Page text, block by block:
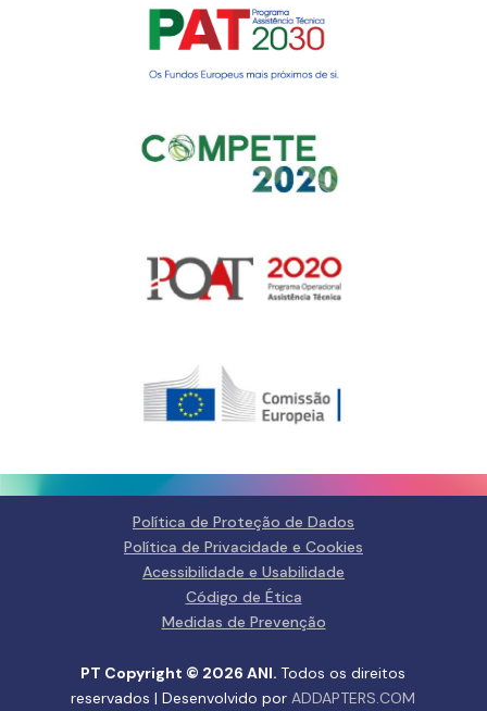
Gerir o Consentimento de
Para fornecer as melhores experiências, usamos tecnologias como
cookies para armazenar e/ou aceder a informações do dispositivo.
Consentir com essas tecnologias nos permitirá processar dados, como
comportamento de navegação ou IDs exclusivos neste site. Não consentir
Aceitar
Negar
Política de Proteção de Dados
Política de Privacidade e Cookies
Acessibilidade e Usabilidade
Código de Ética
Medidas de Prevenção
PT Copyright © 2026 ANI. Todos os direitos
reservados | Desenvolvido porADDAPTERS.COM